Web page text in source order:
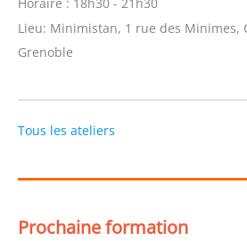
Horaire : 18h30 - 21h30
Lieu: Minimistan, 1 rue des Minimes,
Grenoble
Tous les ateliers
Prochaine formation